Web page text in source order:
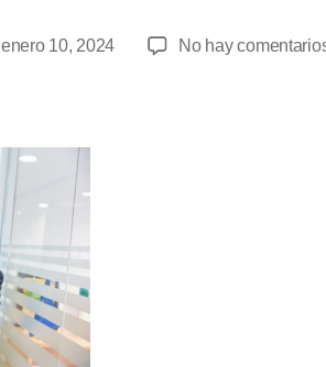
enero 10, 2024 No hay